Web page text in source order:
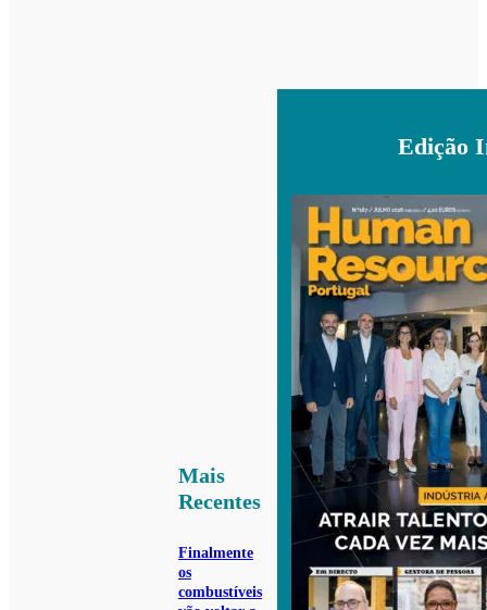
Mais
Recentes
Finalmente
os
combustíveis
Edição